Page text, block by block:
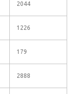
2044
1226
179
2888